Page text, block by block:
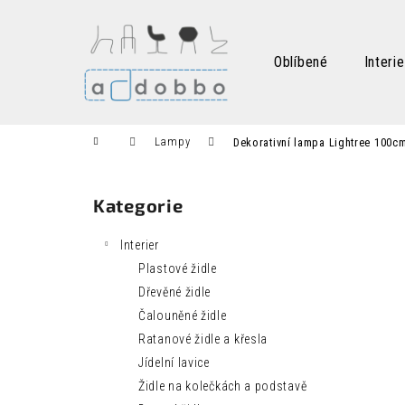
Oblíbené
Domů Lampy Dekorativní lampa Lightree 100cm
Přeskočit
kategorie
Kategorie
Interier
Plastové židle
Dřevěné židle
Čalouněné židle
Ratanové židle a křesla
Jídelní lavice
Židle na kolečkách a podstavě